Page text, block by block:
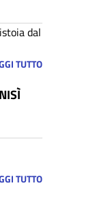
dal
TUTTO
TUTTO